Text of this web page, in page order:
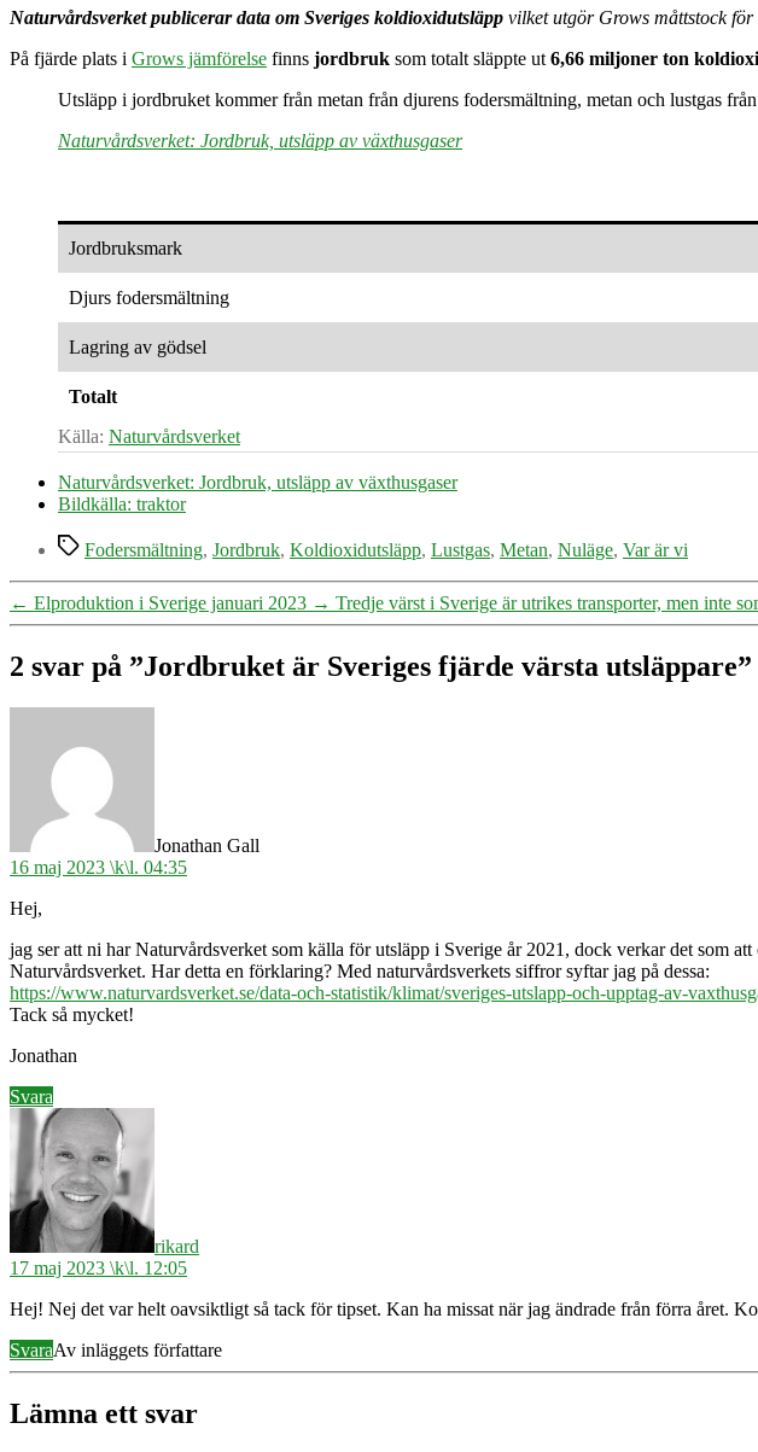
Naturvårdsverket publicerar data om Sveriges koldioxidutsläpp vilket utgör Grows måttstock för
På fjärde plats i Grows jämförelse finns jordbruk som totalt släppte ut 6,66 miljoner ton
Utsläpp i jordbruket kommer från metan från djurens fodersmältning, metan och lustgas
Naturvårdsverket: Jordbruk, utsläpp av växthusgaser
Jordbruksmark
Djurs fodersmältning
Lagring av gödsel
Totalt
Källa: Naturvårdsverket
Naturvårdsverket: Jordbruk, utsläpp av växthusgaser
Bildkälla: traktor
Etiketter
Fodersmältning, Jordbruk, Koldioxidutsläpp, Lustgas, Metan, Nuläge, Var är vi
← Elproduktion i Sverige januari 2023 → Tredje värst i Sverige är utrikes transporter, men inte
2 svar på ”Jordbruket är Sveriges fjärde värsta utsläppare”
Jonathan Gall
16 maj 2023 \k\l. 04:35
Hej,
jag ser att ni har Naturvårdsverket som källa för utsläpp i Sverige år 2021, dock verkar det som
Naturvårdsverket. Har detta en förklaring? Med naturvårdsverkets siffror syftar jag på dessa:
https://www.naturvardsverket.se/data-och-statistik/klimat/sveriges-utslapp-och-upptag-av-
Tack så mycket!
Jonathan
Svara
rikard
17 maj 2023 \k\l. 12:05
Hej! Nej det var helt oavsiktligt så tack för tipset. Kan ha missat när jag ändrade från förra året.
SvaraAv inläggets författare
Lämna ett svar